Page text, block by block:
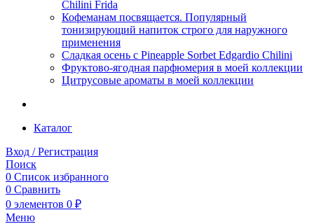
Chilini Frida
Кофеманам посвящается. Популярный
тонизирующий напиток строго для наружного
применения
Сладкая осень с Pineapple Sorbet Edgardio Chilini
Фруктово-ягодная парфюмерия в моей коллекции
​Цитрусовые ароматы в моей коллекции
Каталог
Вход / Регистрация
Поиск
0 Список избранного
0 Сравнить
0 элементов 0 ₽
Меню